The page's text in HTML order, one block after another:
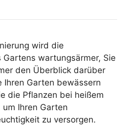
wird die
Gartens wartungsärmer, Sie
den Überblick darüber
Ihren Garten bewässern
die Pflanzen bei heißem
Ihren Garten
zu versorgen.